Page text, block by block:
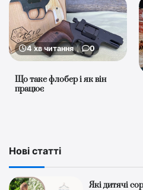
4 хв читання 0
Що таке флобер і як він
працює
Нові статті
Які дитячі